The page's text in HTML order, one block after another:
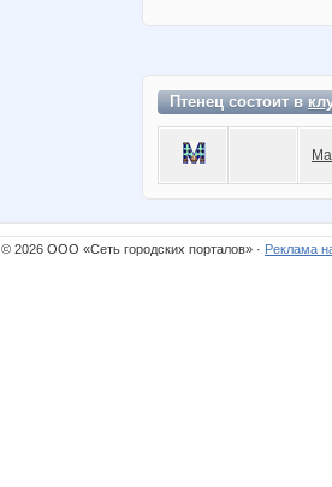
Птенец состоит в
© 2026 ООО «Сеть городских порталов» · Реклама